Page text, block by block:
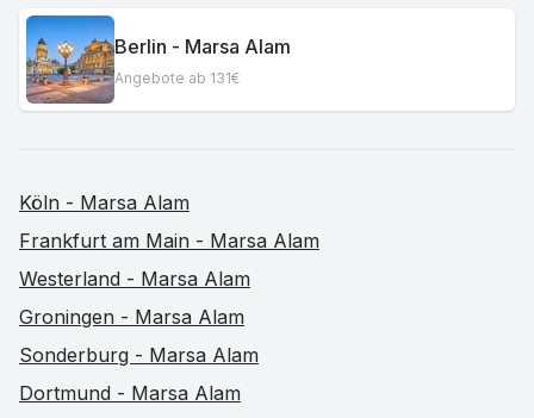
Berlin - Marsa Alam
Angebote ab 131€
Köln - Marsa Alam
Frankfurt am Main - Marsa Alam
Westerland - Marsa Alam
Groningen - Marsa Alam
Sonderburg - Marsa Alam
Dortmund - Marsa Alam